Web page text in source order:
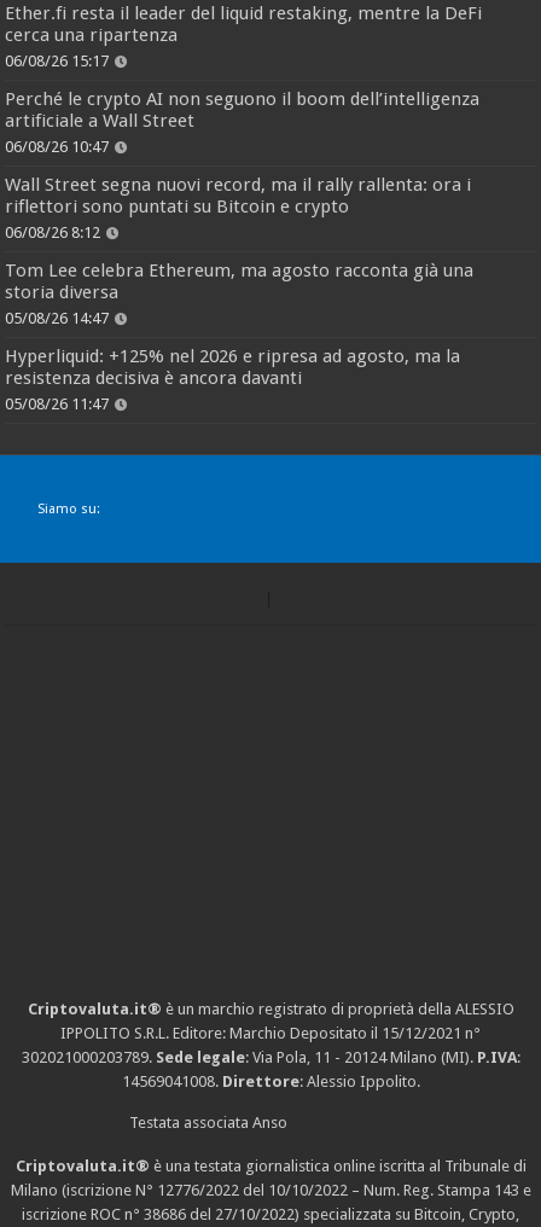
Ether.fi resta il leader del liquid restaking, mentre la DeFi
cerca una ripartenza
06/08/26 15:17
Perché le crypto AI non seguono il boom dell’intelligenza
artificiale a Wall Street
06/08/26 10:47
Wall Street segna nuovi record, ma il rally rallenta: ora i
riflettori sono puntati su Bitcoin e crypto
06/08/26 8:12
Tom Lee celebra Ethereum, ma agosto racconta già una
storia diversa
05/08/26 14:47
Hyperliquid: +125% nel 2026 e ripresa ad agosto, ma la
resistenza decisiva è ancora davanti
05/08/26 11:47
Siamo su:
Criptovaluta.it® è un marchio registrato di proprietà della ALESSIO
IPPOLITO S.R.L. Editore: Marchio Depositato il 15/12/2021 n°
302021000203789. Sede legale: Via Pola, 11 - 20124 Milano (MI). P.IVA:
14569041008. Direttore: Alessio Ippolito.
Testata associata Anso
Criptovaluta.it® è una testata giornalistica online iscritta al Tribunale di
Milano (iscrizione N° 12776/2022 del 10/10/2022 – Num. Reg. Stampa 143 e
iscrizione ROC n° 38686 del 27/10/2022) specializzata su Bitcoin, Crypto,